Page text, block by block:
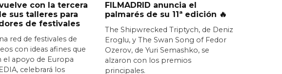
con la tercera
sus talleres para
de festivales
red de festivales de
con ideas afines que
el apoyo de Europa
celebrará los
FILMADRID anuncia el
palmarés de su 11ª edición 🔥
The Shipwrecked Triptych, de Deniz
Eroglu, y The Swan Song of Fedor
Ozerov, de Yuri Semashko, se
alzaron con los premios
principales.